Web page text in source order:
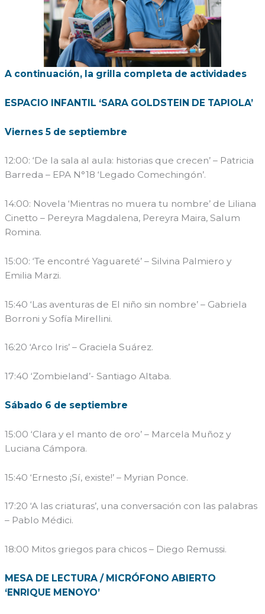
A continuación, la grilla completa de actividades
ESPACIO INFANTIL ‘SARA GOLDSTEIN DE TAPIOLA’
Viernes 5 de septiembre
12:00: ‘De la sala al aula: historias que crecen’ – Patricia
Barreda – EPA N°18 ‘Legado Comechingón’.
14:00: Novela ‘Mientras no muera tu nombre’ de Liliana
Cinetto – Pereyra Magdalena, Pereyra Maira, Salum
Romina.
15:00: ‘Te encontré Yaguareté’ – Silvina Palmiero y
Emilia Marzi.
15:40 ‘Las aventuras de El niño sin nombre’ – Gabriela
Borroni y Sofía Mirellini.
16:20 ‘Arco Iris’ – Graciela Suárez.
17:40 ‘Zombieland’- Santiago Altaba.
Sábado 6 de septiembre
15:00 ‘Clara y el manto de oro’ – Marcela Muñoz y
Luciana Cámpora.
15:40 ‘Ernesto ¡Sí, existe!’ – Myrian Ponce.
17:20 ‘A las criaturas’, una conversación con las palabras
– Pablo Médici.
18:00 Mitos griegos para chicos – Diego Remussi.
MESA DE LECTURA / MICRÓFONO ABIERTO
‘ENRIQUE MENOYO’